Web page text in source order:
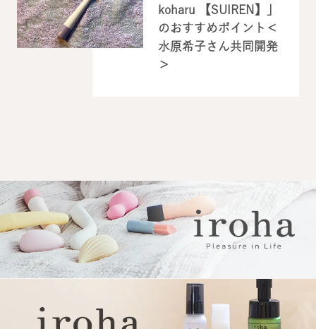
koharu 【SUIREN】」
のおすすめポイント＜
水原希子さん共同開発
＞